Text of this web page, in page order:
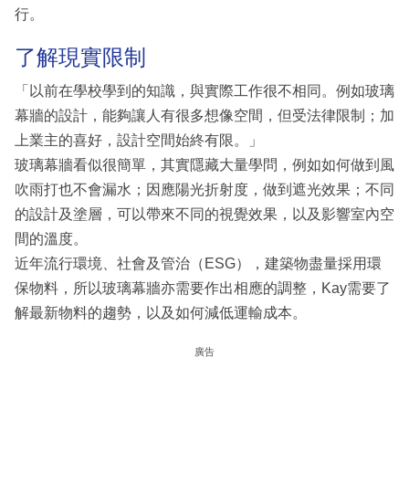
行。
了解現實限制
「以前在學校學到的知識，與實際工作很不相同。例如玻璃
幕牆的設計，能夠讓人有很多想像空間，但受法律限制；加
上業主的喜好，設計空間始終有限。」
玻璃幕牆看似很簡單，其實隱藏大量學問，例如如何做到風
吹雨打也不會漏水；因應陽光折射度，做到遮光效果；不同
的設計及塗層，可以帶來不同的視覺效果，以及影響室內空
間的溫度。
近年流行環境、社會及管治（ESG），建築物盡量採用環
保物料，所以玻璃幕牆亦需要作出相應的調整，Kay需要了
解最新物料的趨勢，以及如何減低運輸成本。
廣告